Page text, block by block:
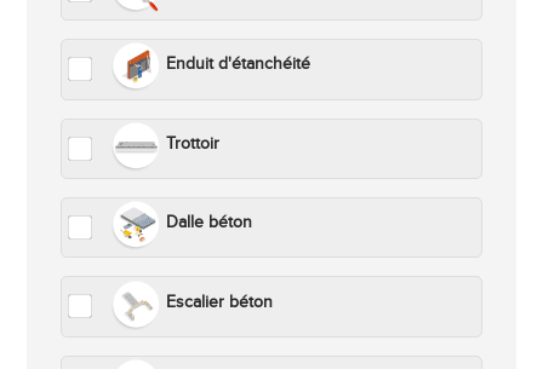
Enduit d'étanchéité
Trottoir
Dalle béton
Escalier béton